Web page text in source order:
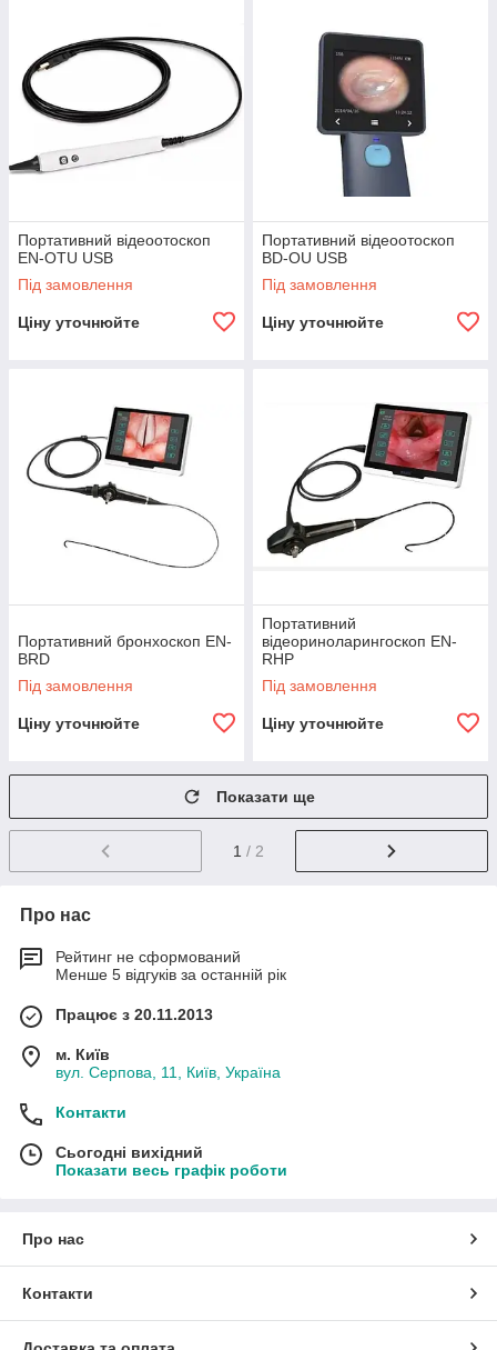
Портативний відеоотоскоп
EN-OTU USB
Під замовлення
Ціну уточнюйте
Портативний відеоотоскоп
BD-OU USB
Під замовлення
Ціну уточнюйте
Портативний бронхоскоп EN-
BRD
Під замовлення
Ціну уточнюйте
Портативний
відеориноларингоскоп EN-
RHP
Під замовлення
Ціну уточнюйте
Показати ще
1 / 2
Про нас
Рейтинг не сформований
Менше 5 відгуків за останній рік
Працює з 20.11.2013
м. Київ
вул. Серпова, 11, Київ, Україна
Контакти
Сьогодні вихідний
Показати весь графік роботи
Про нас
Контакти